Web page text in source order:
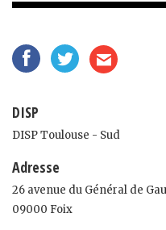
DISP
DISP Toulouse - Sud
Adresse
26 avenue du Général de
09000 Foix